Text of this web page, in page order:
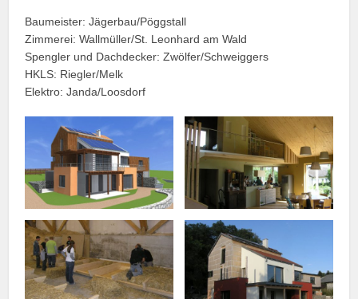
Baumeister: Jägerbau/Pöggstall
Zimmerei: Wallmüller/St. Leonhard am Wald
Spengler und Dachdecker: Zwölfer/Schweiggers
HKLS: Riegler/Melk
Elektro: Janda/Loosdorf